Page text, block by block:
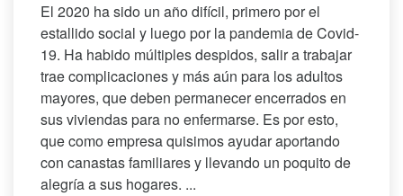
El 2020 ha sido un año difícil, primero por el
estallido social y luego por la pandemia de Covid-
19. Ha habido múltiples despidos, salir a trabajar
trae complicaciones y más aún para los adultos
mayores, que deben permanecer encerrados en
sus viviendas para no enfermarse. Es por esto,
que como empresa quisimos ayudar aportando
con canastas familiares y llevando un poquito de
alegría a sus hogares. ...